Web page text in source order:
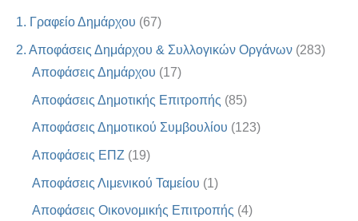
1. Γραφείο Δημάρχου (67)
2. Αποφάσεις Δημάρχου & Συλλογικών Οργάνων (283)
Αποφάσεις Δημάρχου (17)
Αποφάσεις Δημοτικής Επιτροπής (85)
Αποφάσεις Δημοτικού Συμβουλίου (123)
Αποφάσεις ΕΠΖ (19)
Αποφάσεις Λιμενικού Ταμείου (1)
Αποφάσεις Οικονομικής Επιτροπής (4)